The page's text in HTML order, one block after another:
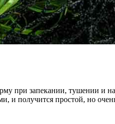
при запекании, тушении и на
и получится простой, но